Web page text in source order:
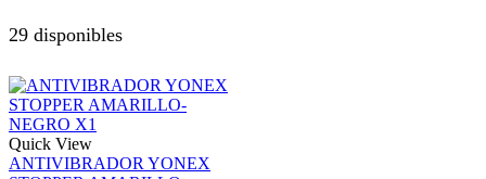
29 disponibles
Quick View
ANTIVIBRADOR YONEX